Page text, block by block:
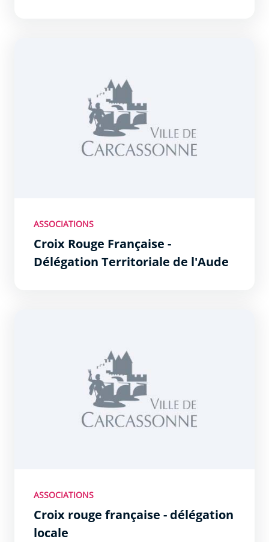
ASSOCIATIONS
Croix Rouge Française -
Délégation Territoriale de l'Aude
ASSOCIATIONS
Croix rouge française - délégation
locale